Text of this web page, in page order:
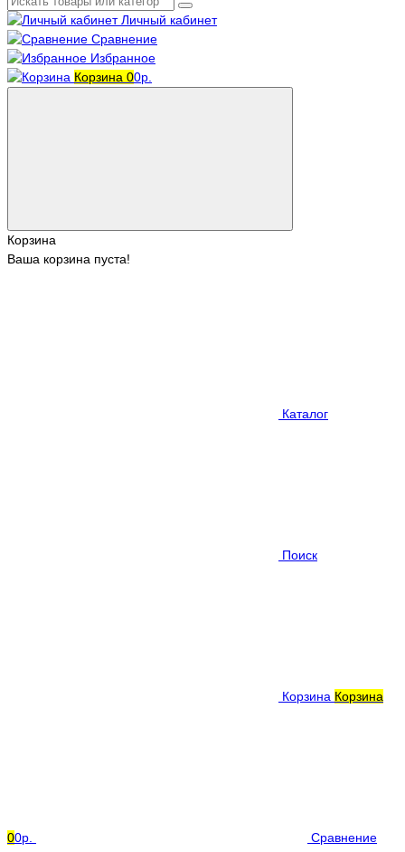
Личный кабинет
Сравнение
Избранное
Корзина 00р.
Корзина
Ваша корзина пуста!
Каталог
Поиск
Корзина Корзина
00р. Сравнение